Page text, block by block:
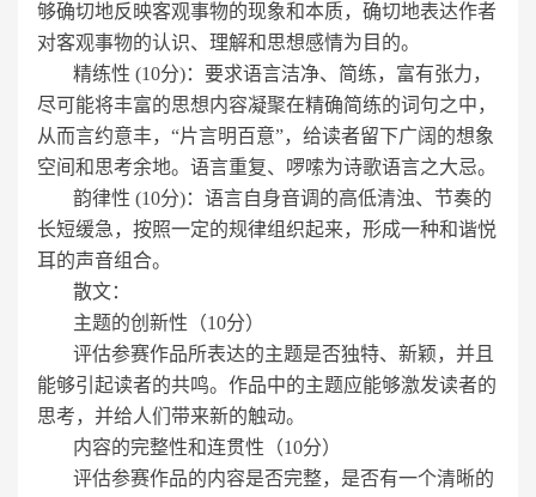
够确切地反映客观事物的现象和本质，确切地表达作者
对客观事物的认识、理解和思想感情为目的。
精练性 (10分)：要求语言洁净、简练，富有张力，
尽可能将丰富的思想内容凝聚在精确简练的词句之中，
从而言约意丰，“片言明百意”，给读者留下广阔的想象
空间和思考余地。语言重复、啰嗦为诗歌语言之大忌。
韵律性 (10分)：语言自身音调的高低清浊、节奏的
长短缓急，按照一定的规律组织起来，形成一种和谐悦
耳的声音组合。
散文：
主题的创新性（10分）
评估参赛作品所表达的主题是否独特、新颖，并且
能够引起读者的共鸣。作品中的主题应能够激发读者的
思考，并给人们带来新的触动。
内容的完整性和连贯性（10分）
评估参赛作品的内容是否完整，是否有一个清晰的